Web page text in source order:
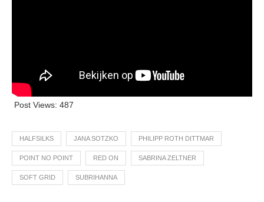
Post Views: 487
HALFSILKS JANA SOTZKO PHILIPP ROTH DITTMAR
POINT NO POINT RED ON SABRINA ZELTNER
SOFT GRID SUBRIHANNA